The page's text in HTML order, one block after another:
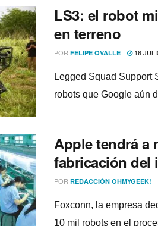
LS3: el robot
en terreno
POR FELIPE OVALLE 16
Legged Squad Support
robots que Google aún
Apple tendrá a
fabricación del
POR REDACCIÓN OHMYGEEK!
Foxconn, la empresa
10 mil robots en el